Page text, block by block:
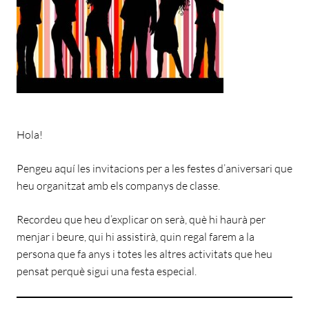
Hola!
Pengeu aquí les invitacions per a les festes d’aniversari que
heu organitzat amb els companys de classe.
Recordeu que heu d’explicar on serà, què hi haurà per
menjar i beure, qui hi assistirà, quin regal farem a la
persona que fa anys i totes les altres activitats que heu
pensat perquè sigui una festa especial.